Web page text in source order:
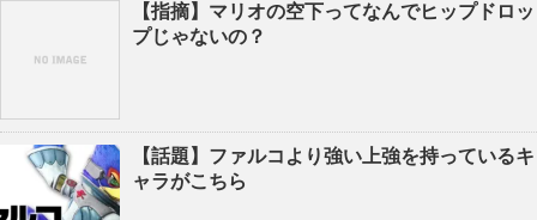
【指摘】マリオの空下ってなんでヒップドロッ
プじゃないの？
【話題】ファルコより強い上強を持っているキ
ャラがこちら